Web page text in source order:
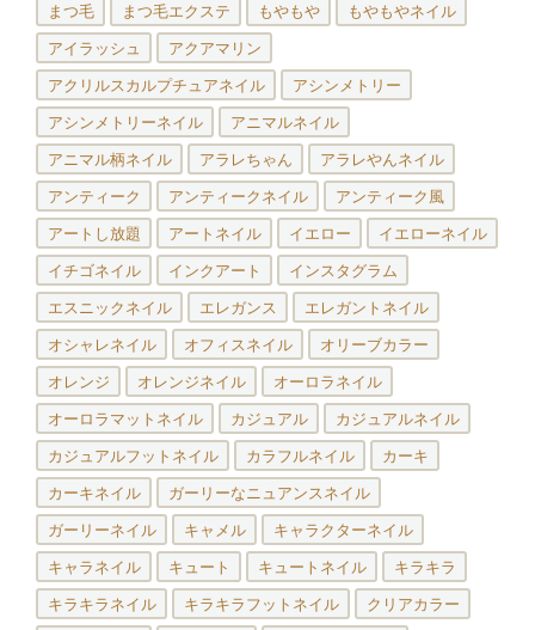
まつ毛 まつ毛エクステ もやもや もやもやネイル
アイラッシュ アクアマリン
アクリルスカルプチュアネイル アシンメトリー
アシンメトリーネイル アニマルネイル
アニマル柄ネイル アラレちゃん アラレやんネイル
アンティーク アンティークネイル アンティーク風
アートし放題 アートネイル イエロー イエローネイル
イチゴネイル インクアート インスタグラム
エスニックネイル エレガンス エレガントネイル
オシャレネイル オフィスネイル オリーブカラー
オレンジ オレンジネイル オーロラネイル
オーロラマットネイル カジュアル カジュアルネイル
カジュアルフットネイル カラフルネイル カーキ
カーキネイル ガーリーなニュアンスネイル
ガーリーネイル キャメル キャラクターネイル
キャラネイル キュート キュートネイル キラキラ
キラキラネイル キラキラフットネイル クリアカラー